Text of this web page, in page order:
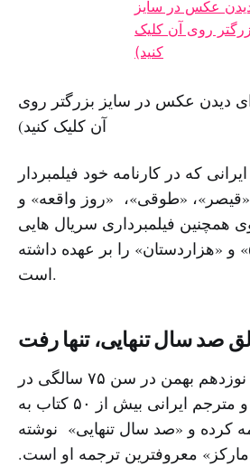
دیدن عکس در سایز بزرگتر روی
آن کلیک کنید)
که در کارنامه خود فیلمبردار
«طوقی»، «روز واقعه» و
همچنین فیلمبرداری سریال هایی
«هزاردستان» را بر عهده داشته
است.
صد سال تنهایی، تنها رفت
بهمن فرزانه، نوزدهم بهمن در سن ۷۵ سالگی در
گذشت. این نویسنده و مترجم ایرانی بیش از ۵۰ کتاب به
کرده و «صد سال تنهایی» نوشته
مارکز» معروفترین ترجمه او است.